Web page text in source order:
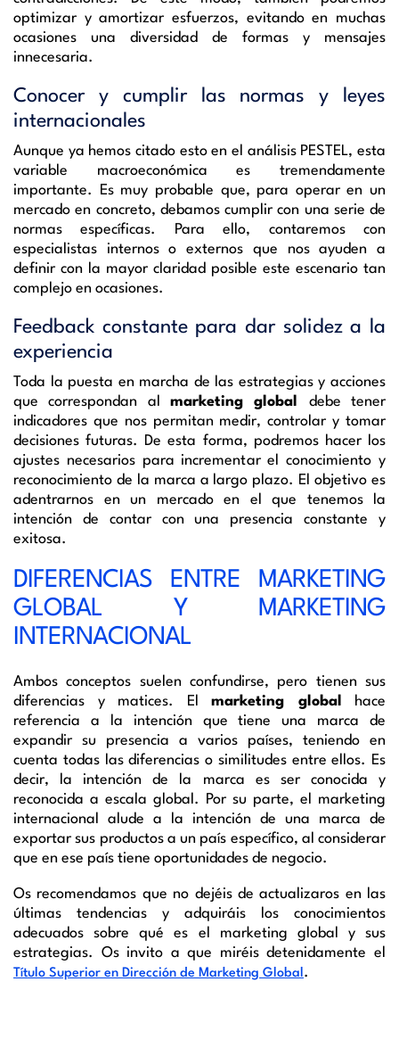
optimizar y amortizar esfuerzos, evitando en muchas
ocasiones una diversidad de formas y mensajes
innecesaria.
Conocer y cumplir las normas y leyes
internacionales
Aunque ya hemos citado esto en el análisis PESTEL, esta
variable macroeconómica es tremendamente
importante. Es muy probable que, para operar en un
mercado en concreto, debamos cumplir con una serie de
normas específicas. Para ello, contaremos con
especialistas internos o externos que nos ayuden a
definir con la mayor claridad posible este escenario tan
complejo en ocasiones.
Feedback constante para dar solidez a la
experiencia
Toda la puesta en marcha de las estrategias y acciones
que correspondan al marketing global debe tener
indicadores que nos permitan medir, controlar y tomar
decisiones futuras. De esta forma, podremos hacer los
ajustes necesarios para incrementar el conocimiento y
reconocimiento de la marca a largo plazo. El objetivo es
adentrarnos en un mercado en el que tenemos la
intención de contar con una presencia constante y
exitosa.
DIFERENCIAS ENTRE MARKETING
GLOBAL Y MARKETING
INTERNACIONAL
Ambos conceptos suelen confundirse, pero tienen sus
diferencias y matices. El marketing global
hace
referencia a la intención que tiene una marca de
expandir su presencia a varios países, teniendo en
cuenta todas las diferencias o similitudes entre ellos. Es
decir, la intención de la marca es ser conocida y
reconocida a escala global. Por su parte, el marketing
internacional alude a la intención de una marca de
exportar sus productos a un país específico, al considerar
que en ese país tiene oportunidades de negocio.
Os recomendamos que no dejéis de actualizaros en las
últimas tendencias y adquiráis los conocimientos
adecuados sobre qué es el marketing global y sus
estrategias. Os invito a que miréis detenidamente el
Título Superior en Dirección de Marketing Global.